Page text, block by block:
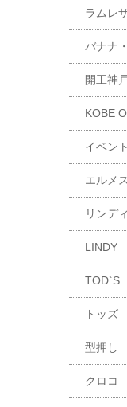
ラムレ
バナナ
開工神
KOBE
イベント
エルメス
リンディ
LINDY
TOD`S
トッズ
型押し
クロコ